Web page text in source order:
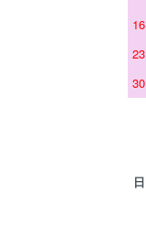
16
23
30
日